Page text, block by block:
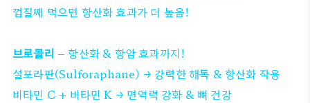
껍질째 먹으면 항산화 효과가 더 높음!
브로콜리 – 항산화 & 항암 효과까지!
설포라판(Sulforaphane) → 강력한 해독 & 항산화 작용
비타민 C + 비타민 K → 면역력 강화 & 뼈 건강